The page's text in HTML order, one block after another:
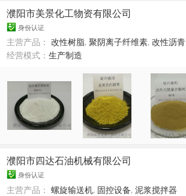
濮阳市美景化工物资有限公司
身份认证
主营产品：改性树脂,聚阴离子纤维素,改性沥青
经营模式：生产制造
濮阳市四达石油机械有限公司
身份认证
主营产品：螺旋输送机, 固控设备,泥浆搅拌器